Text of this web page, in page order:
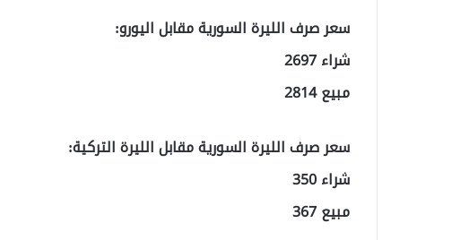
سعر صرف الليرة السورية مقابل اليورو:
شراء 2697
مبيع 2814
سعر صرف الليرة السورية مقابل الليرة التركية:
شراء 350
مبيع 367